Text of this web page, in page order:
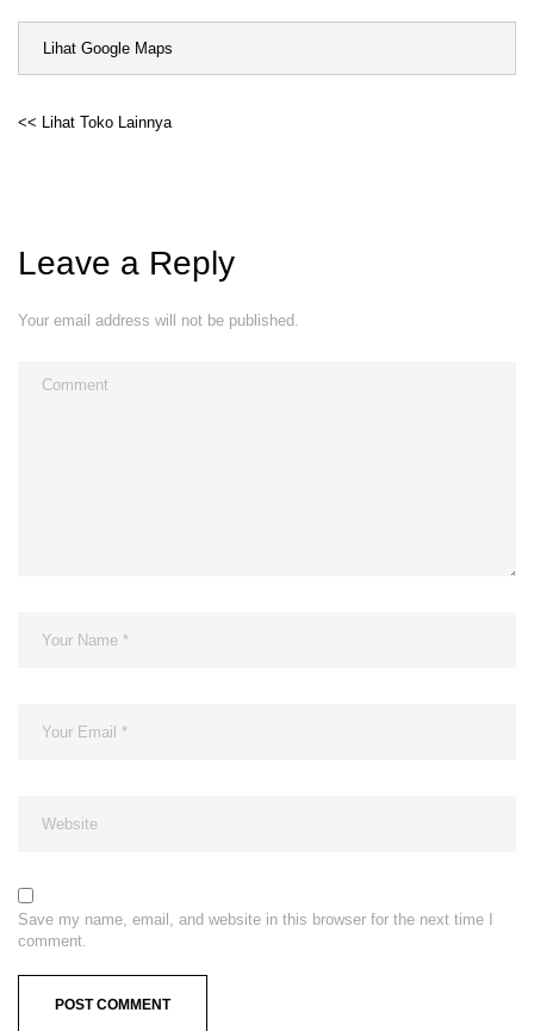
Lihat Google Maps
<< Lihat Toko Lainnya
Leave a Reply
Your email address will not be published.
Save my name, email, and website in this browser for the next time I
comment.